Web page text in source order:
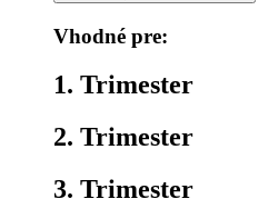
Vhodné pre:
1. Trimester
2. Trimester
3. Trimester